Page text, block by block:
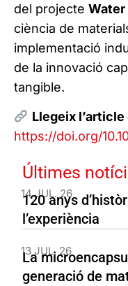
del projecte Water
ciència de
implementació
de la innovació
tangible.
Llegeix
https://doi.org/
Últimes
14 JUL. 26
120 anys
l’experiència
13 JUL. 26
La
generació de